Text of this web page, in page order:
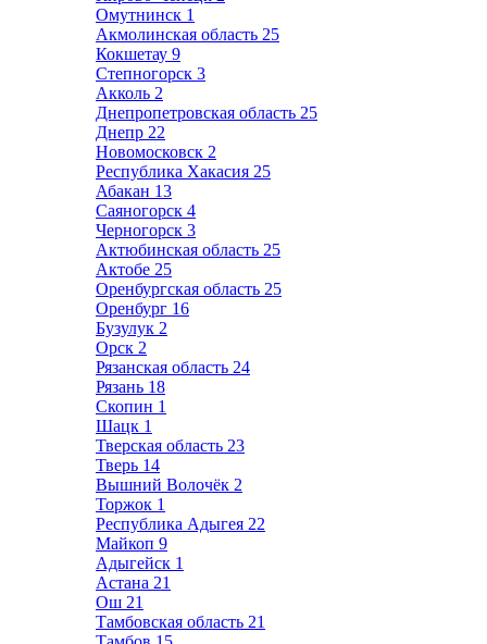
Омутнинск 1
Акмолинская область 25
Кокшетау 9
Степногорск 3
Акколь 2
Днепропетровская область 25
Днепр 22
Новомосковск 2
Республика Хакасия 25
Абакан 13
Саяногорск 4
Черногорск 3
Актюбинская область 25
Актобе 25
Оренбургская область 25
Оренбург 16
Бузулук 2
Орск 2
Рязанская область 24
Рязань 18
Скопин 1
Шацк 1
Тверская область 23
Тверь 14
Вышний Волочёк 2
Торжок 1
Республика Адыгея 22
Майкоп 9
Адыгейск 1
Астана 21
Ош 21
Тамбовская область 21